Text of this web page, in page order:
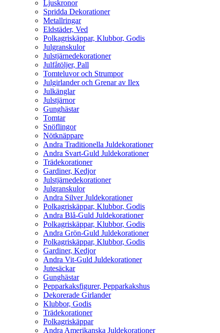
Ljuskronor
Spridda Dekorationer
Metallringar
Eldstäder, Ved
Polkagriskäppar, Klubbor, Godis
Julgranskulor
Julstjärnedekorationer
Julfåtöljer, Pall
Tomteluvor och Strumpor
Julgirlander och Grenar av Ilex
Julkänglar
Julstjärnor
Gunghästar
Tomtar
Snöflingor
Nötknäppare
Andra Traditionella Juldekorationer
Andra Svart-Guld Juldekorationer
Trädekorationer
Gardiner, Kedjor
Julstjärnedekorationer
Julgranskulor
Andra Silver Juldekorationer
Polkagriskäppar, Klubbor, Godis
Andra Blå-Guld Juldekorationer
Polkagriskäppar, Klubbor, Godis
Andra Grön-Guld Juldekorationer
Polkagriskäppar, Klubbor, Godis
Gardiner, Kedjor
Andra Vit-Guld Juldekorationer
Jutesäckar
Gunghästar
Pepparkaksfigurer, Pepparkakshus
Dekorerade Girlander
Klubbor, Godis
Trädekorationer
Polkagriskäppar
Andra Amerikanska Juldekorationer